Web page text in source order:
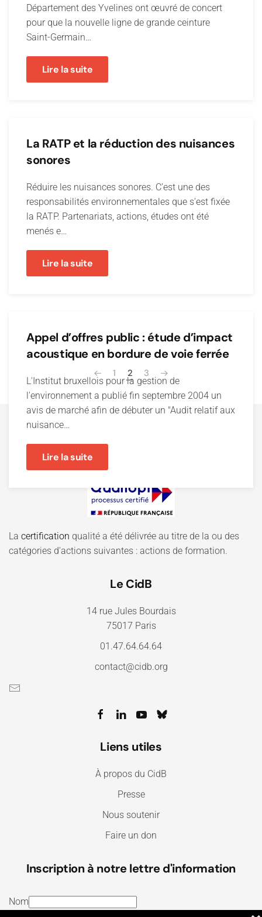
Département des Yvelines ont œuvré de concert
pour que la nouvelle ligne de grande ceinture
Saint-Germain…
Lire la suite
La RATP et la réduction des nuisances
sonores
Réduire les nuisances sonores. C’est une des
responsabilités environnementales que s’est fixée
la RATP. Partenariats, actions, études ont été
menés e…
Lire la suite
Appel d’offres public : étude d’impact
acoustique en bordure de voie ferrée
L'Institut bruxellois pour la gestion de
l'environnement a publié fin septembre 2004 un
avis de marché afin de débuter un "Audit relatif aux
nuisance…
Lire la suite
1 2 3
La certification qualité a été délivrée au titre de la ou des
catégories d'actions suivantes : actions de formation.
Le CidB
14 rue Jules Bourdais
75017 Paris
01.47.64.64.64
contact@cidb.org
Liens utiles
À propos du CidB
Presse
Nous soutenir
Faire un don
Inscription à notre lettre d'information
Nom